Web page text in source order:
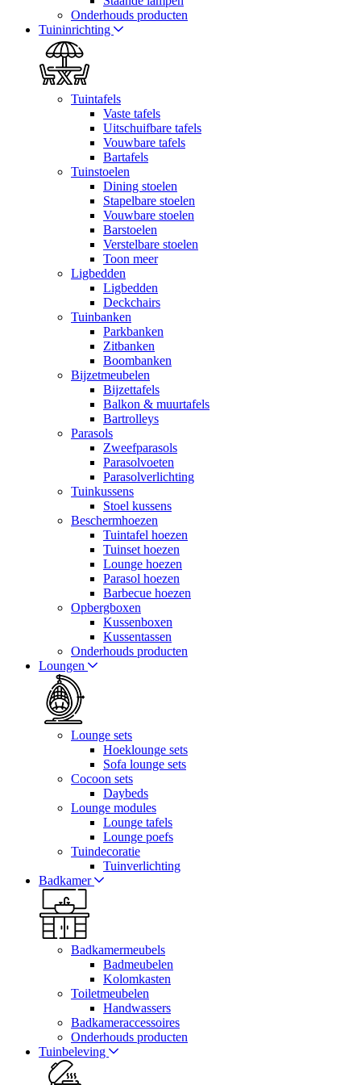
Onderhouds producten
Tuininrichting
Tuintafels
Vaste tafels
Uitschuifbare tafels
Vouwbare tafels
Bartafels
Tuinstoelen
Dining stoelen
Stapelbare stoelen
Vouwbare stoelen
Barstoelen
Verstelbare stoelen
Toon meer
Ligbedden
Ligbedden
Deckchairs
Tuinbanken
Parkbanken
Zitbanken
Boombanken
Bijzetmeubelen
Bijzettafels
Balkon & muurtafels
Bartrolleys
Parasols
Zweefparasols
Parasolvoeten
Parasolverlichting
Tuinkussens
Stoel kussens
Beschermhoezen
Tuintafel hoezen
Tuinset hoezen
Lounge hoezen
Parasol hoezen
Barbecue hoezen
Opbergboxen
Kussenboxen
Kussentassen
Onderhouds producten
Loungen
Lounge sets
Hoeklounge sets
Sofa lounge sets
Cocoon sets
Daybeds
Lounge modules
Lounge tafels
Lounge poefs
Tuindecoratie
Tuinverlichting
Badkamer
Badkamermeubels
Badmeubelen
Kolomkasten
Toiletmeubelen
Handwassers
Badkameraccessoires
Onderhouds producten
Tuinbeleving